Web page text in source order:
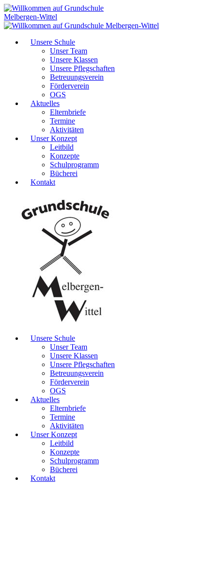
Unsere Schule
Unser Team
Unsere Klassen
Unsere Pflegschaften
Betreuungsverein
Förderverein
OGS
Aktuelles
Elternbriefe
Termine
Aktivitäten
Unser Konzept
Leitbild
Konzepte
Schulprogramm
Bücherei
Kontakt
Unsere Schule
Unser Team
Unsere Klassen
Unsere Pflegschaften
Betreuungsverein
Förderverein
OGS
Aktuelles
Elternbriefe
Termine
Aktivitäten
Unser Konzept
Leitbild
Konzepte
Schulprogramm
Bücherei
Kontakt